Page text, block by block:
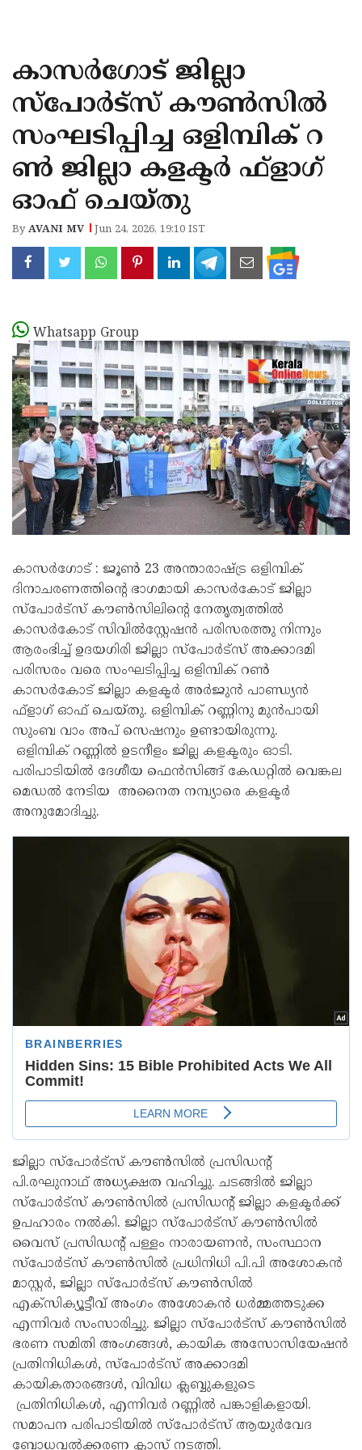
KANNUR
KASARAGOD
കാസർ​ഗോട് ജില്ലാ
സ്പോർട്സ് കൗൺസിൽ
സംഘടിപ്പിച്ച ഒളിമ്പിക് റ
ൺ ജില്ലാ കളക്ടർ ഫ്‌ളാഗ്
ഓഫ് ചെയ്തു
ByAVANI MV Jun 24, 2026, 19:10 IST
Whatsapp Group
കാസർ​ഗോട് : ജൂൺ 23 അന്താരാഷ്ട്ര ഒളിമ്പിക്
ദിനാചരണത്തിന്റെ ഭാഗമായി കാസർകോട് ജില്ലാ
സ്പോർട്സ് കൗൺസിലിന്റെ നേതൃത്വത്തിൽ
കാസർകോട് സിവിൽസ്റ്റേഷൻ പരിസരത്തു നിന്നും
ആരംഭിച്ച് ഉദയഗിരി ജില്ലാ സ്പോർട്സ് അക്കാദമി
പരിസരം വരെ സംഘടിപ്പിച്ച ഒളിമ്പിക് റൺ
കാസർകോട് ജില്ലാ കളക്ടർ അർജുൻ പാണ്ഡ്യൻ
ഫ്‌ളാഗ് ഓഫ് ചെയ്തു. ഒളിമ്പിക് റണ്ണിനു മുൻപായി
സുംബ വാം അപ് സെഷനും ഉണ്ടായിരുന്നു.
ഒളിമ്പിക് റണ്ണിൽ ഉടനീളം ജില്ല കളക്ടരും ഓടി.
പരിപാടിയിൽ ദേശീയ ഫെൻസിങ്ങ് കേഡറ്റിൽ വെങ്കല
മെഡൽ നേടിയ അനൈത നമ്പ്യാരെ കളക്ടർ
അനുമോദിച്ചു.
ജില്ലാ സ്പോർട്സ് കൗൺസിൽ പ്രസിഡന്റ്
പി.രഘുനാഥ് അധ്യക്ഷത വഹിച്ചു. ചടങ്ങിൽ ജില്ലാ
സ്പോർട്സ് കൗൺസിൽ പ്രസിഡന്റ് ജില്ലാ കളക്ടർക്ക്
ഉപഹാരം നൽകി. ജില്ലാ സ്പോർട്സ് കൗൺസിൽ
വൈസ് പ്രസിഡന്റ് പള്ളം നാരായണൻ, സംസ്ഥാന
സ്പോർട്സ് കൗൺസിൽ പ്രധിനിധി പി.പി അശോകൻ
മാസ്റ്റർ, ജില്ലാ സ്പോർട്സ് കൗൺസിൽ
എക്സിക്യൂട്ടീവ് അംഗം അശോകൻ ധർമ്മത്തടുക്ക
എന്നിവർ സംസാരിച്ചു. ജില്ലാ സ്പോർട്സ് കൗൺസിൽ
ഭരണ സമിതി അംഗങ്ങൾ, കായിക അസോസിയേഷൻ
പ്രതിനിധികൾ, സ്പോർട്സ് അക്കാദമി
കായികതാരങ്ങൾ, വിവിധ ക്ലബ്ബുകളുടെ
പ്രതിനിധികൾ, എന്നിവർ റണ്ണിൽ പങ്കാളികളായി.
സമാപന പരിപാടിയിൽ സ്പോർട്സ് ആയുർവേദ
ബോധവൽക്കരണ ക്ലാസ് നടത്തി.